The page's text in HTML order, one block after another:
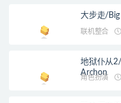
大步走/
联机整合
地狱仆从
Archon
角色扮演